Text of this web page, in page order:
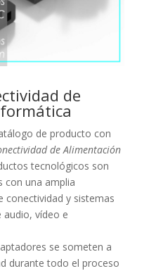
de
de producto con
de Alimentación
tecnológicos son
con una amplia
conectividad y sistemas
audio, vídeo e
se someten a
durante todo el proceso